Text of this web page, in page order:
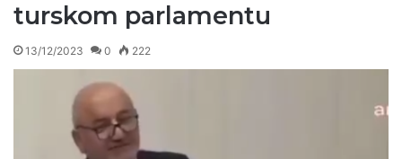
turskom parlamentu
13/12/2023 0 222